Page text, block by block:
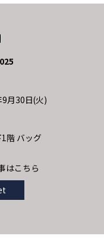
月30日(火)
階 バッグ
はこちら